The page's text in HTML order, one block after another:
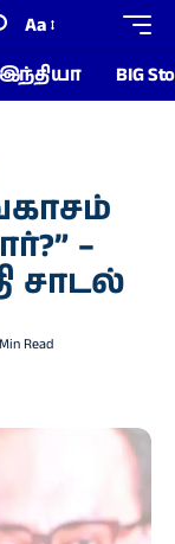
Aa
இந்தியா BIG
–
சாடல்
Read